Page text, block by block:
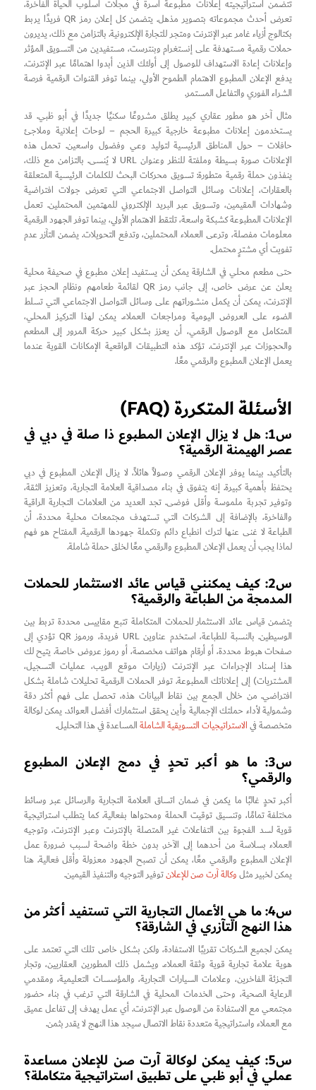
تتضمن استراتيجيته إعلانات مطبوعة آسرة في مجلات أسلوب الحياة الفاخرة،
تعرض أحدث مجموعاته بتصوير مذهل. يتضمن كل إعلان رمز QR فريدًا يربط
بكتالوج أزياء غامر عبر الإنترنت ومتجر للتجارة الإلكترونية. بالتزامن مع ذلك، يديرون
حملات رقمية مستهدفة على إنستغرام وبنترست، مستفيدين من التسويق المؤثر
وإعلانات إعادة الاستهداف للوصول إلى أولئك الذين أبدوا اهتمامًا عبر الإنترنت.
يدفع الإعلان المطبوع الاهتمام الطموح الأولي، بينما توفر القنوات الرقمية فرصة
الشراء الفوري والتفاعل المستمر.
مثال آخر هو مطور عقاري كبير يطلق مشروعًا سكنيًا جديدًا في أبو ظبي. قد
يستخدمون إعلانات مطبوعة خارجية كبيرة الحجم – لوحات إعلانية وملاجئ
حافلات – حول المناطق الرئيسية لتوليد وعي وفضول واسعين. تحمل هذه
الإعلانات صورة بسيطة وملفتة للنظر وعنوان URL لا يُنسى. بالتزامن مع ذلك،
ينفذون حملة رقمية متطورة: تسويق محركات البحث للكلمات الرئيسية المتعلقة
بالعقارات، إعلانات وسائل التواصل الاجتماعي التي تعرض جولات افتراضية
وشهادات المقيمين، وتسويق عبر البريد الإلكتروني للمهتمين المحتملين. تعمل
الإعلانات المطبوعة كشبكة واسعة، تلتقط الاهتمام الأولي، بينما توفر الجهود الرقمية
معلومات مفصلة، وترعى العملاء المحتملين، وتدفع التحويلات. يضمن التآزر عدم
تفويت أي مشترٍ محتمل.
حتى مطعم محلي في الشارقة يمكن أن يستفيد. إعلان مطبوع في صحيفة محلية
يعلن عن عرض خاص، إلى جانب رمز QR لقائمة طعامهم ونظام الحجز عبر
الإنترنت، يمكن أن يكمل منشوراتهم على وسائل التواصل الاجتماعي التي تسلط
الضوء على العروض اليومية ومراجعات العملاء. يمكن لهذا التركيز المحلي،
المتكامل مع الوصول الرقمي، أن يعزز بشكل كبير حركة المرور إلى المطعم
والحجوزات عبر الإنترنت. تؤكد هذه التطبيقات الواقعية الإمكانات القوية عندما
يعمل الإعلان المطبوع والرقمي معًا.
الأسئلة المتكررة (FAQ)
س1: هل لا يزال الإعلان المطبوع ذا صلة في دبي في
عصر الهيمنة الرقمية؟
بالتأكيد. بينما يوفر الإعلان الرقمي وصولاً هائلاً، لا يزال الإعلان المطبوع في دبي
يحتفظ بأهمية كبيرة. إنه يتفوق في بناء مصداقية العلامة التجارية، وتعزيز الثقة،
وتوفير تجربة ملموسة وأقل فوضى. تجد العديد من العلامات التجارية الراقية
والفاخرة، بالإضافة إلى الشركات التي تستهدف مجتمعات محلية محددة، أن
الطباعة لا غنى عنها لترك انطباع دائم وتكملة جهودها الرقمية. المفتاح هو فهم
لماذا يجب أن يعمل الإعلان المطبوع والرقمي معًا لخلق حملة شاملة.
س2: كيف يمكنني قياس عائد الاستثمار للحملات
المدمجة من الطباعة والرقمية؟
يتضمن قياس عائد الاستثمار للحملات المتكاملة تتبع مقاييس محددة تربط بين
الوسيطين. بالنسبة للطباعة، استخدم عناوين URL فريدة، ورموز QR تؤدي إلى
صفحات هبوط محددة، أو أرقام هواتف مخصصة، أو رموز عروض خاصة. يتيح لك
هذا إسناد الإجراءات عبر الإنترنت (زيارات موقع الويب، عمليات التسجيل،
المشتريات) إلى إعلاناتك المطبوعة. توفر الحملات الرقمية تحليلات شاملة بشكل
افتراضي. من خلال الجمع بين نقاط البيانات هذه، تحصل على فهم أكثر دقة
وشمولية لأداء حملتك الإجمالية وأين يحقق استثمارك أفضل العوائد. يمكن لوكالة
متخصصة فيالاستراتيجيات التسويقية الشاملةالمساعدة في هذا التحليل.
س3: ما هو أكبر تحدٍ في دمج الإعلان المطبوع
والرقمي؟
أكبر تحدٍ غالبًا ما يكمن في ضمان اتساق العلامة التجارية والرسائل عبر وسائط
مختلفة تمامًا، وتنسيق توقيت الحملة ومحتواها بفعالية. كما يتطلب استراتيجية
قوية لسد الفجوة بين التفاعلات غير المتصلة بالإنترنت وعبر الإنترنت، وتوجيه
العملاء بسلاسة من أحدهما إلى الآخر. بدون خطة واضحة لسبب ضرورة عمل
الإعلان المطبوع والرقمي معًا، يمكن أن تصبح الجهود معزولة وأقل فعالية. هنا
يمكن لخبير مثلوكالة آرت صن للإعلانتوفير التوجيه والتنفيذ القيمين.
س4: ما هي الأعمال التجارية التي تستفيد أكثر من
هذا النهج التآزري في الشارقة؟
يمكن لجميع الشركات تقريبًا الاستفادة، ولكن بشكل خاص تلك التي تعتمد على
هوية علامة تجارية قوية وثقة العملاء. ويشمل ذلك المطورين العقاريين، وتجار
التجزئة الفاخرين، وعلامات السيارات التجارية، والمؤسسات التعليمية، ومقدمي
الرعاية الصحية، وحتى الخدمات المحلية في الشارقة التي ترغب في بناء حضور
مجتمعي مع الاستفادة من الوصول عبر الإنترنت. أي عمل يهدف إلى تفاعل عميق
مع العملاء واستراتيجية متعددة نقاط الاتصال سيجد هذا النهج لا يقدر بثمن.
س5: كيف يمكن لوكالة آرت صن للإعلان مساعدة
عملي في أبو ظبي على تطبيق استراتيجية متكاملة؟